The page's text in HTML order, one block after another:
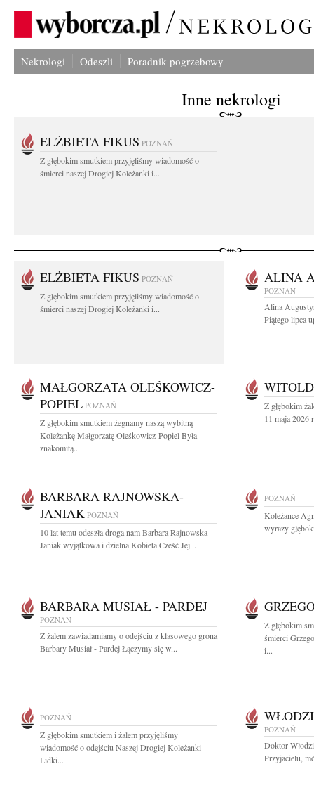
Nekrologi Odeszli Poradnik pogrzebowy
Inne nekrologi
ELŻBIETA FIKUS POZNAŃ
Z głębokim smutkiem przyjęliśmy wiadomość o
śmierci naszej Drogiej Koleżanki i...
ELŻBIETA FIKUS POZNAŃ
Z głębokim smutkiem przyjęliśmy wiadomość o
śmierci naszej Drogiej Koleżanki i...
ALINA
POZNAŃ
Alina
Piątego lipca
MAŁGORZATA OLEŚKOWICZ-
POPIEL POZNAŃ
Z głębokim smutkiem żegnamy naszą wybitną
Koleżankę Małgorzatę Oleśkowicz-Popiel Była
znakomitą...
Z głębokim
11 maja 2026
BARBARA RAJNOWSKA-
JANIAK POZNAŃ
10 lat temu odeszła droga nam Barbara Rajnowska-
Janiak wyjątkowa i dzielna Kobieta Cześć Jej...
POZNAŃ
Koleżance
wyrazy
BARBARA MUSIAŁ - PARDEJ
POZNAŃ
Z żalem zawiadamiamy o odejściu z klasowego grona
Barbary Musiał - Pardej Łączymy się w...
Z głębokim
śmierci
i...
POZNAŃ
Z głębokim smutkiem i żalem przyjęliśmy
wiadomość o odejściu Naszej Drogiej Koleżanki
Lidki...
POZNAŃ
Doktor
Przyjacielu,